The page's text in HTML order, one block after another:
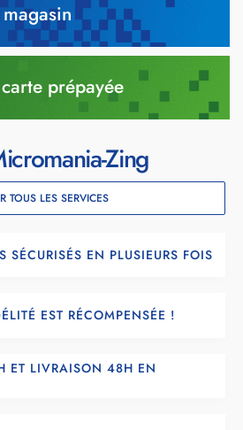
prépayée
Zing
TOUS LES SERVICES
SÉCURISÉS EN PLUSIEURS FOIS
EST RÉCOMPENSÉE !
ET LIVRAISON 48H EN